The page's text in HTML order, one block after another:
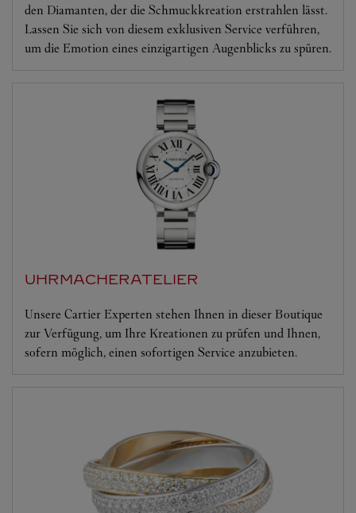
den Diamanten, der die Schmuckkreation erstrahlen lässt.
Lassen Sie sich von diesem exklusiven Service verführen,
um die Emotion eines einzigartigen Augenblicks zu spüren.
UHRMACHERATELIER
Unsere Cartier Experten stehen Ihnen in dieser Boutique
zur Verfügung, um Ihre Kreationen zu prüfen und Ihnen,
sofern möglich, einen sofortigen Service anzubieten.